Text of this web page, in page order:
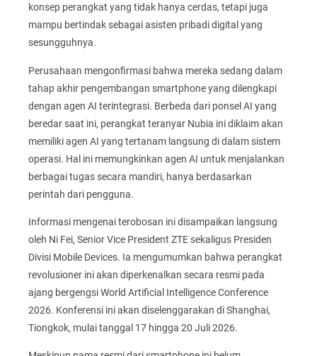
konsep perangkat yang tidak hanya cerdas, tetapi juga
mampu bertindak sebagai asisten pribadi digital yang
sesungguhnya.
Perusahaan mengonfirmasi bahwa mereka sedang dalam
tahap akhir pengembangan smartphone yang dilengkapi
dengan agen AI terintegrasi. Berbeda dari ponsel AI yang
beredar saat ini, perangkat teranyar Nubia ini diklaim akan
memiliki agen AI yang tertanam langsung di dalam sistem
operasi. Hal ini memungkinkan agen AI untuk menjalankan
berbagai tugas secara mandiri, hanya berdasarkan
perintah dari pengguna.
Informasi mengenai terobosan ini disampaikan langsung
oleh Ni Fei, Senior Vice President ZTE sekaligus Presiden
Divisi Mobile Devices. Ia mengumumkan bahwa perangkat
revolusioner ini akan diperkenalkan secara resmi pada
ajang bergengsi World Artificial Intelligence Conference
2026. Konferensi ini akan diselenggarakan di Shanghai,
Tiongkok, mulai tanggal 17 hingga 20 Juli 2026.